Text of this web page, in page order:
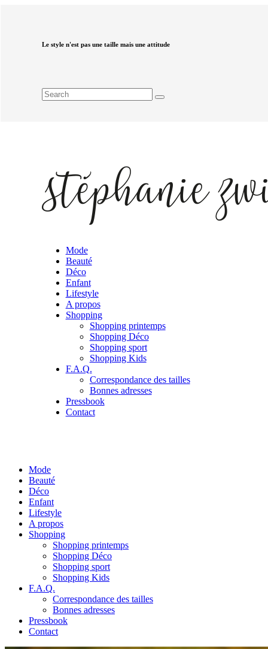
Le style n'est pas une taille mais une attitude
Mode
Beauté
Déco
Enfant
Lifestyle
A propos
Shopping
Shopping printemps
Shopping Déco
Shopping sport
Shopping Kids
F.A.Q.
Correspondance des tailles
Bonnes adresses
Pressbook
Contact
Mode
Beauté
Déco
Enfant
Lifestyle
A propos
Shopping
Shopping printemps
Shopping Déco
Shopping sport
Shopping Kids
F.A.Q.
Correspondance des tailles
Bonnes adresses
Pressbook
Contact